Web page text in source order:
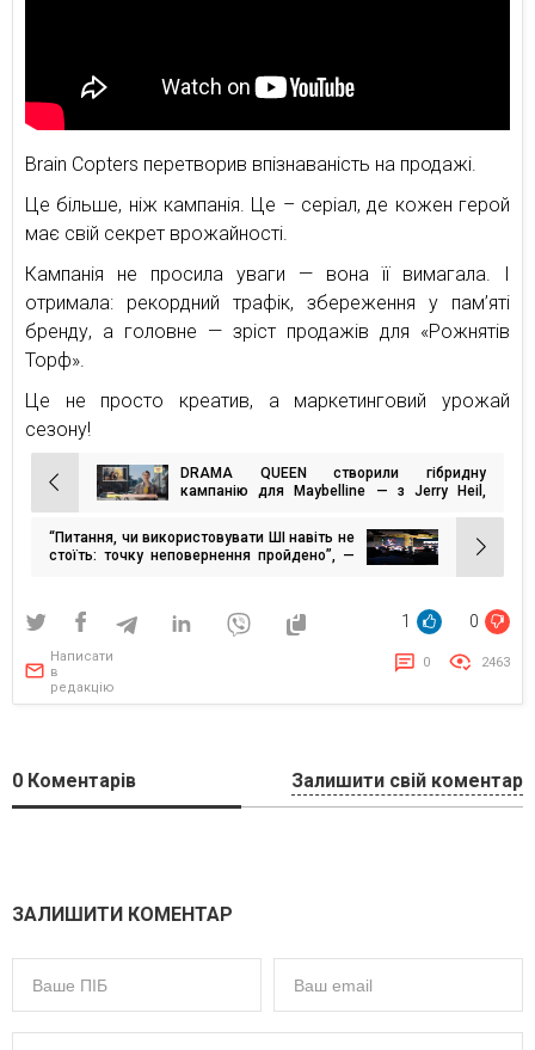
Brain Copters перетворив впізнаваність на продажі.
Це більше, ніж кампанія. Це – серіал, де кожен герой
має свій секрет врожайності.
Кампанія не просила уваги — вона її вимагала. І
отримала: рекордний трафік, збереження у пам’яті
бренду, а головне — зріст продажів для «Рожнятів
Торф».
Це не просто креатив, а маркетинговий урожай
сезону!
Навігація
записів
DRAMA QUEEN створили гібридну
кампанію для Maybelline — з Jerry Heil,
“Питання, чи використовувати ШІ навіть не
стоїть: точку неповернення пройдено”, —
1 0
Написати
в
редакцію
0 2463
0 Коментарів Залишити свій коментар
ЗАЛИШИТИ КОМЕНТАР